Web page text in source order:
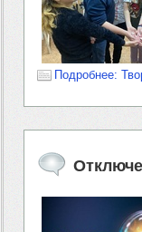
Подробнее: